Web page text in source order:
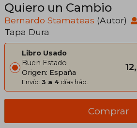
Quiero un Cambio
Bernardo Stamateas (Autor)
Tapa Dura
Libro Usado
Buen Estado
Origen: España
Envío: 3 a 4 días háb.
Comprar